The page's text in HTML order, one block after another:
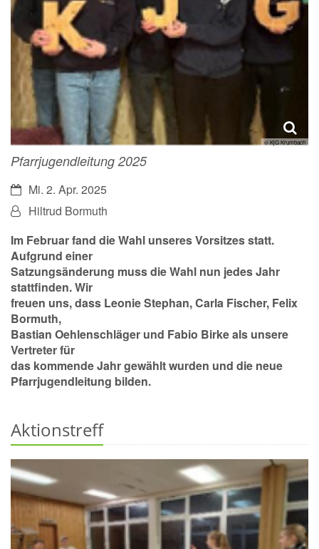
© KjG Krumbach
Pfarrjugendleitung 2025
Datum:Mi. 2. Apr. 2025
Von:Hiltrud Bormuth
Im Februar fand die Wahl unseres Vorsitzes statt.
Aufgrund einer
Satzungsänderung muss die Wahl nun jedes Jahr
stattfinden. Wir
freuen uns, dass Leonie Stephan, Carla Fischer, Felix
Bormuth,
Bastian Oehlenschläger und Fabio Birke als unsere
Vertreter für
das kommende Jahr gewählt wurden und die neue
Pfarrjugendleitung bilden.
Aktionstreff